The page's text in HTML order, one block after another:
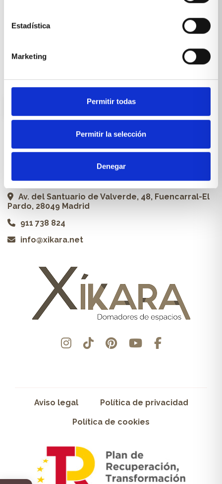
Estadística
Marketing
Permitir todas
Permitir la selección
Denegar
Cocinas a medida
Proyectos
Profesionales
Xikara | Tienda de muebles
Av. del Santuario de Valverde, 48, Fuencarral-El
Pardo, 28049 Madrid
911 738 824
info@xikara.net
Aviso legal Política de privacidad
Política de cookies